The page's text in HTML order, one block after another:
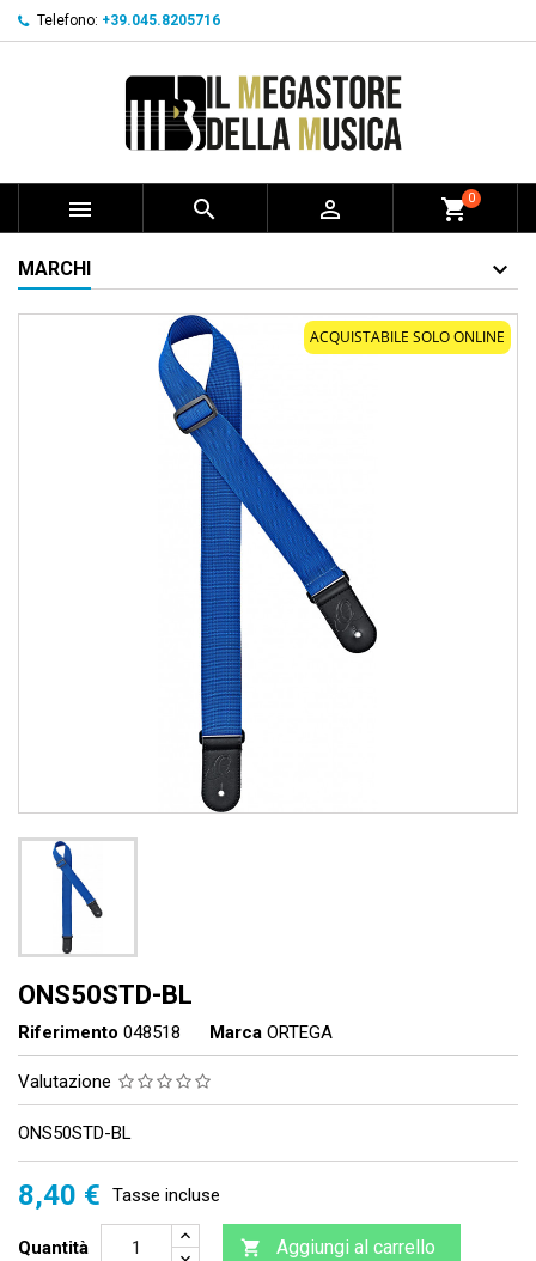
Telefono: +39.045.8205716
   shopping_cart0
MARCHI
ACQUISTABILE SOLO ONLINE
ONS50STD-BL
Riferimento 048518 Marca ORTEGA
Valutazione
ONS50STD-BL
8,40 € Tasse incluse
Quantità  Aggiungi al carrello